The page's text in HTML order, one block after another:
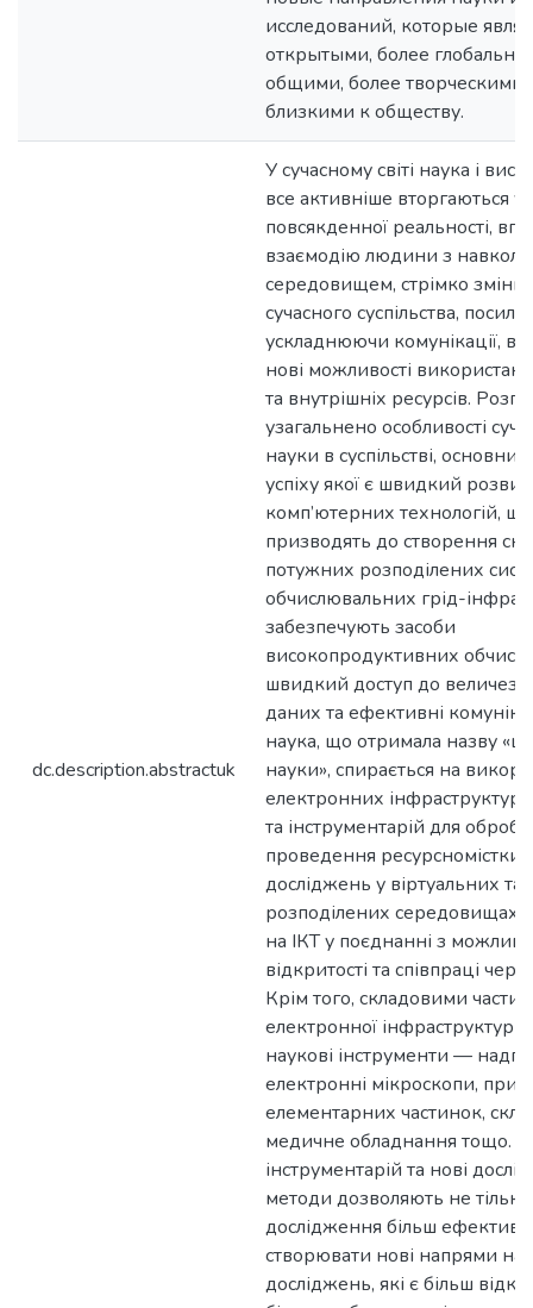
исследований, которые
открытыми, более
общими, более творческими
близкими к обществу.
dc.description.abstractuk
У сучасному світі наука і
все активніше вторгаються у
повсякденної реальності,
взаємодію людини з
середовищем, стрімко
сучасного суспільства,
ускладнюючи комунікації,
нові можливості
та внутрішніх ресурсів.
узагальнено особливості
науки в суспільстві,
успіху якої є швидкий
комп’ютерних технологій, що
призводять до створення
потужних розподілених
обчислювальних грід-
забезпечують засоби
високопродуктивних
швидкий доступ до
даних та ефективні
наука, що отримала назву
науки», спирається на
електронних інфраструктур,
та інструментарій для
проведення ресурсномістких
досліджень у віртуальних та
розподілених середовищах,
на ІКТ у поєднанні з
відкритості та співпраці
Крім того, складовими
електронної інфраструктури
наукові інструменти —
електронні мікроскопи,
елементарних частинок,
медичне обладнання тощо.
інструментарій та нові
методи дозволяють не
дослідження більш
створювати нові напрями
досліджень, які є більш